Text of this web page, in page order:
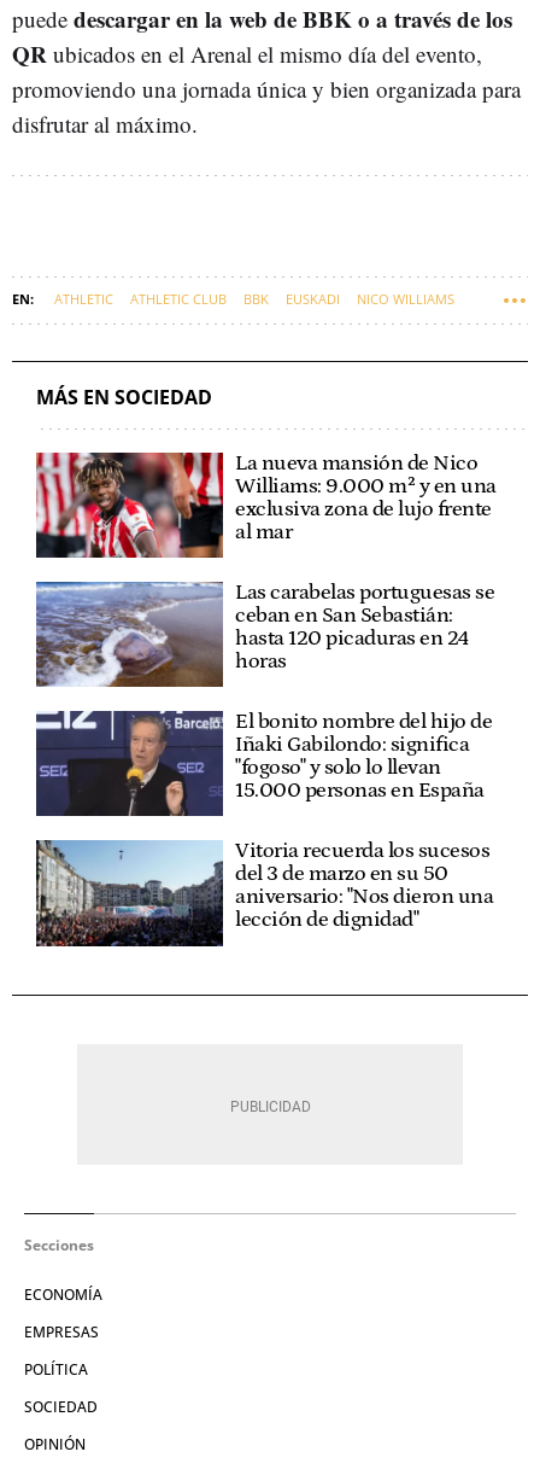
puede descargar en la web de BBK o a través de los
QR ubicados en el Arenal el mismo día del evento,
promoviendo una jornada única y bien organizada para
disfrutar al máximo.
ATHLETIC ATHLETIC CLUB BBK EUSKADI NICO WILLIAMS
MÁS EN SOCIEDAD
La nueva mansión de Nico
Williams: 9.000 m² y en una
exclusiva zona de lujo frente
al mar
Las carabelas portuguesas se
ceban en San Sebastián:
hasta 120 picaduras en 24
horas
El bonito nombre del hijo de
Iñaki Gabilondo: significa
"fogoso" y solo lo llevan
15.000 personas en España
Vitoria recuerda los sucesos
del 3 de marzo en su 50
aniversario: "Nos dieron una
lección de dignidad"
Secciones
ECONOMÍA
EMPRESAS
POLÍTICA
SOCIEDAD
OPINIÓN